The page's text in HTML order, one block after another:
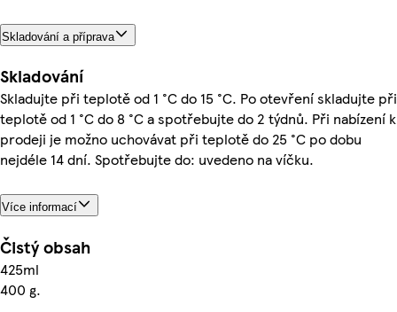
Skladování a příprava
Skladování
Skladujte při teplotě od 1 °C do 15 °C. Po otevření skladujte při
teplotě od 1 °C do 8 °C a spotřebujte do 2 týdnů. Při nabízení k
prodeji je možno uchovávat při teplotě do 25 °C po dobu
nejdéle 14 dní. Spotřebujte do: uvedeno na víčku.
Více informací
Čistý obsah
425ml
400 g.